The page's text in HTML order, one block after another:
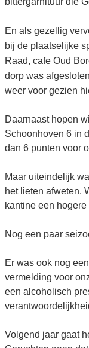
En als gezellig
bij de plaatselijke
Raad, cafe Oud
dorp was
weer voor gezien
Daarnaast hopen
Schoonhoven 6 in
dan 6 punten voor
Maar uiteindelijk
het lieten afweten.
kantine een hogere
Nog een paar
Er was ook nog
vermelding voor
een alcoholisch
Volgend jaar gaat